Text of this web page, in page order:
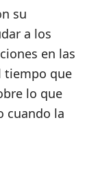
su
a los
en las
tiempo que
lo que
cuando la